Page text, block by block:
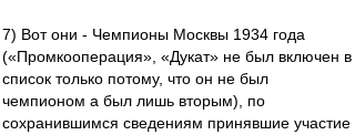
7) Вот они - Чемпионы Москвы 1934 года
(«Промкооперация», «Дукат» не был включен в
список только потому, что он не был
чемпионом а был лишь вторым), по
сохранившимся сведениям принявшие участие